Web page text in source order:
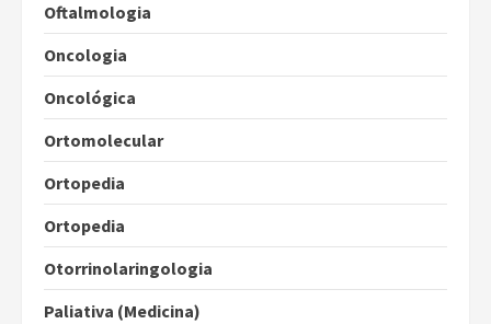
Oftalmologia
Oncologia
Oncológica
Ortomolecular
Ortopedia
Ortopedia
Otorrinolaringologia
Paliativa (Medicina)